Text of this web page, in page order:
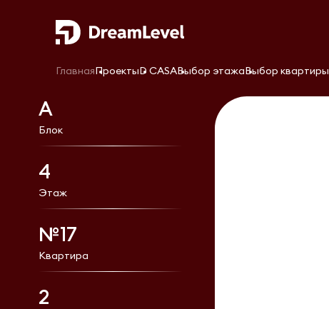
ГлавнаяПроектыD CASAВыбор этажаВыбор квартиры
А
Блок
4
Этаж
№17
Квартира
2